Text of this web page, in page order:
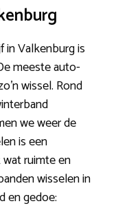
in Valkenburg is
meeste auto-
wissel. Rond
we weer de
is een
ruimte en
wisselen in
en gedoe: